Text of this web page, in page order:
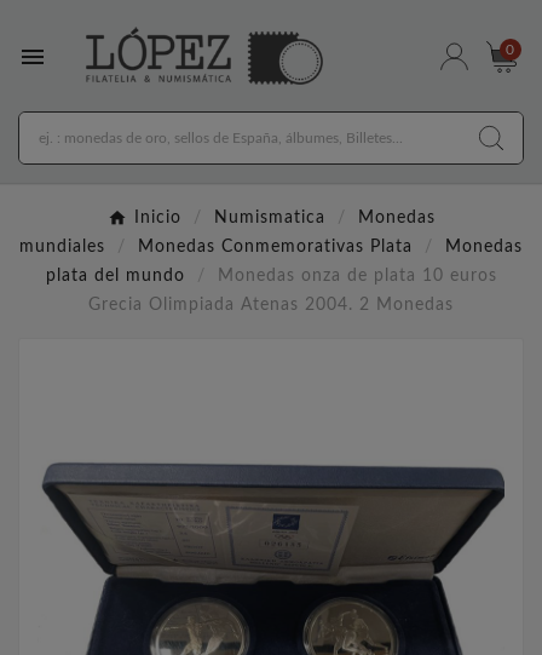
 0
Inicio Numismatica
Monedas
mundiales
Monedas Conmemorativas Plata
Monedas
plata del mundo
Monedas onza de plata 10 euros
Grecia Olimpiada Atenas 2004. 2 Monedas